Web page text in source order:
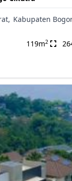
Kabupaten
119m2